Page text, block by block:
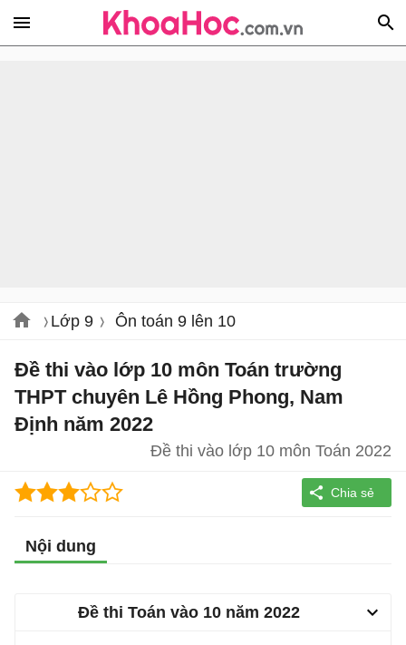
Lớp 9 Ôn toán 9 lên 10
Đề thi vào lớp 10 môn Toán trường
THPT chuyên Lê Hồng Phong, Nam
Định năm 2022
Đề thi vào lớp 10 môn Toán 2022
Nội dung
Đề thi Toán vào 10 năm 2022